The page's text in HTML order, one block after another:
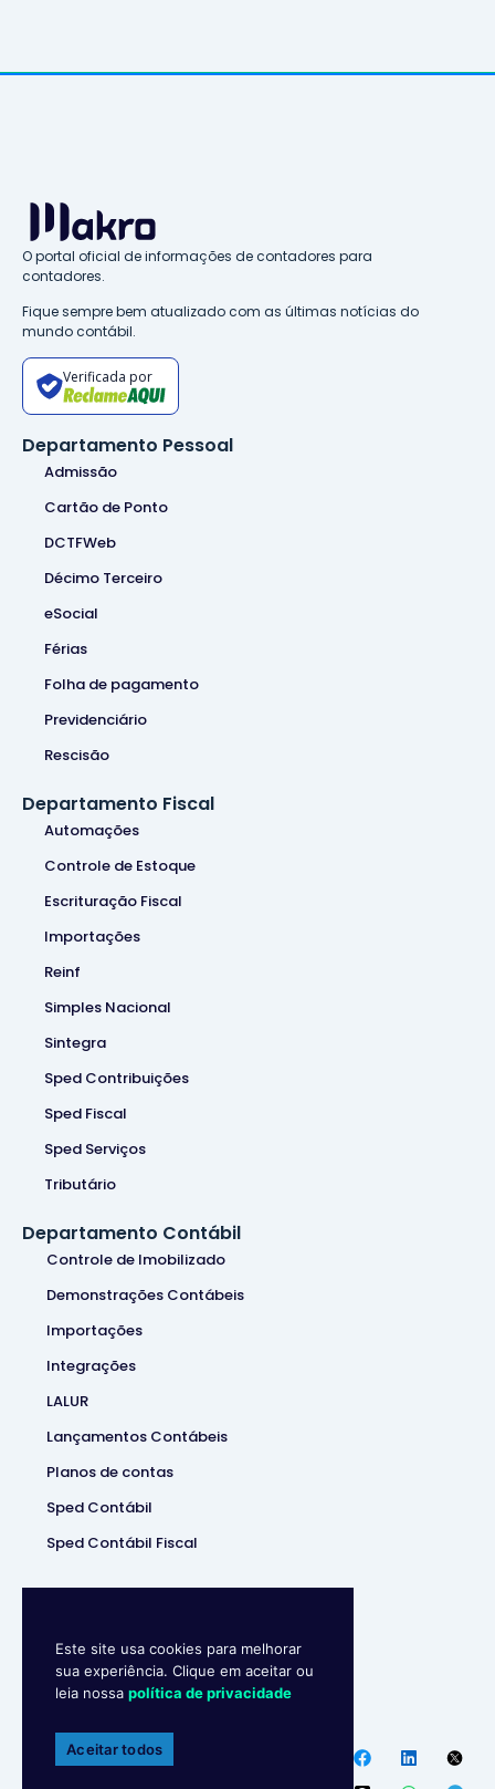
O portal oficial de informações de contadores para
contadores.
Fique sempre bem atualizado com as últimas notícias do
mundo contábil.
Verificada por
Departamento Pessoal
Admissão
Cartão de Ponto
DCTFWeb
Décimo Terceiro
eSocial
Férias
Folha de pagamento
Previdenciário
Rescisão
Departamento Fiscal
Automações
Controle de Estoque
Escrituração Fiscal
Importações
Reinf
Simples Nacional
Sintegra
Sped Contribuições
Sped Fiscal
Sped Serviços
Tributário
Departamento Contábil
Controle de Imobilizado
Demonstrações Contábeis
Importações
Integrações
LALUR
Lançamentos Contábeis
Planos de contas
Sped Contábil
Sped Contábil Fiscal
Contábill | (37) 3229-5850 |
Política de privacidade
Este site usa cookies para melhorar
sua experiência. Clique em aceitar ou
leia nossa política de privacidade
Aceitar todos